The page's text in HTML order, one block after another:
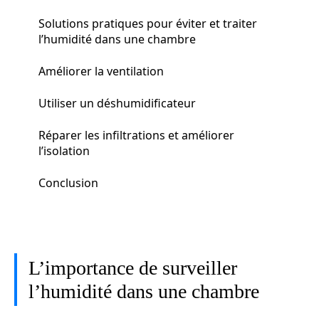
Solutions pratiques pour éviter et traiter
l’humidité dans une chambre
Améliorer la ventilation
Utiliser un déshumidificateur
Réparer les infiltrations et améliorer
l’isolation
Conclusion
L’importance de surveiller
l’humidité dans une chambre